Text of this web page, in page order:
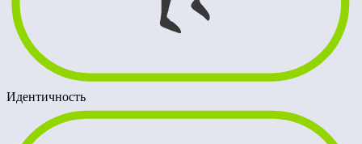
Идентичность